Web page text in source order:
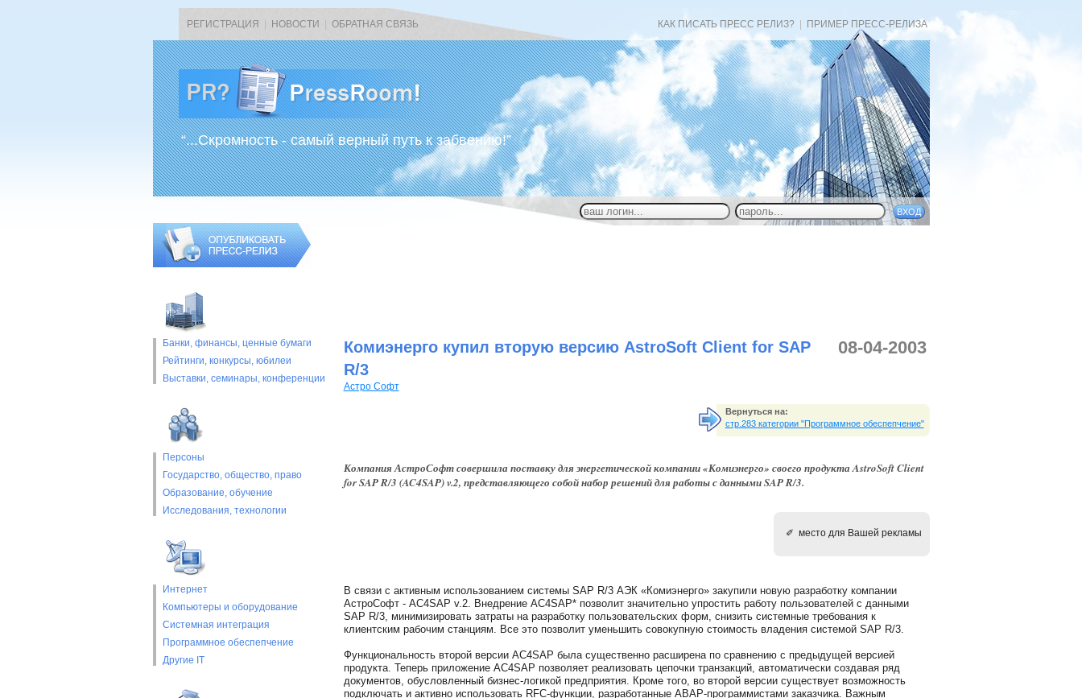
РЕГИСТРАЦИЯ НОВОСТИ ОБРАТНАЯ СВЯЗЬ КАК ПИСАТЬ ПРЕСС РЕЛИЗ? ПРИМЕР ПРЕСС-РЕЛИЗА
“...Скромность - самый верный путь к забвению!”
Банки, финансы, ценные бумаги
Рейтинги, конкурсы, юбилеи
Выставки, cеминары, конференции
Персоны
Государство, общество, право
Образование, обучение
Исследования, технологии
Интернет
Компьютеры и оборудование
Системная интеграция
Программное обеспепчение
Другие IT
Комиэнерго купил вторую версию AstroSoft Client for SAP
R/3
Астро Софт
08-04-2003
Вернуться на:
стр.283 категории "Программное обеспепчение"
Компания АстроСофт совершила поставку для энергетической компании «Комиэнерго» своего продукта AstroSoft Client
for SAP R/3 (AC4SAP) v.2, представляющего собой набор решений для работы с данными SAP R/3.
✐ место для Вашей рекламы
В связи с активным использованием системы SAP R/3 АЭК «Комиэнерго» закупили новую разработку компании
АстроСофт - AC4SAP v.2. Внедрение AC4SAP* позволит значительно упростить работу пользователей с данными
SAP R/3, минимизировать затраты на разработку пользовательских форм, снизить системные требования к
клиентским рабочим станциям. Все это позволит уменьшить совокупную стоимость владения системой SAP R/3.
Функциональность второй версии AC4SAP была существенно расширена по сравнению с предыдущей версией
продукта. Теперь приложение AC4SAP позволяет реализовать цепочки транзакций, автоматически создавая ряд
документов, обусловленный бизнес-логикой предприятия. Кроме того, во второй версии существует возможность
подключать и активно использовать RFC-функции, разработанные ABAP-программистами заказчика. Важным